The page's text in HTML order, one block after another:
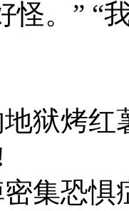
怪。” “
狱烤红
集恐惧